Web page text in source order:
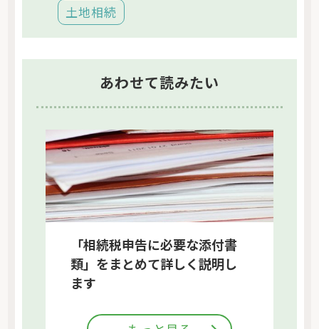
土地相続
あわせて読みたい
「相続税申告に必要な添付書
類」をまとめて詳しく説明し
ます